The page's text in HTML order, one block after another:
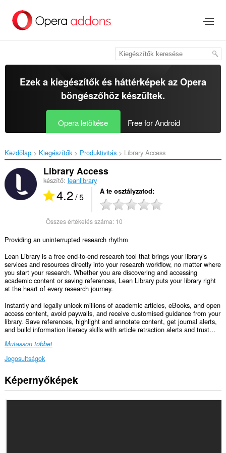
Ezek a kiegészítők és háttérképek azOpera
böngészőhözkészültek.
Opera letöltése Free for Android
Kezdőlap Kiegészítők Produktivitás Library Access‎
Library Access
készítő: leanlibrary
4.2/ 5 A te osztályzatod
Összes értékelés száma: 10
Providing an uninterrupted research rhythm
Lean Library is a free end-to-end research tool that brings your library’s
services and resources directly into your research workflow, no matter where
you start your research. Whether you are discovering and accessing
academic content or saving references, Lean Library puts your library right
at the heart of every research journey.
Instantly and legally unlock millions of academic articles, eBooks, and open
access content, avoid paywalls, and receive customised guidance from your
library. Save references, highlight and annotate content, get journal alerts,
and build information literacy skills with article retraction alerts and trust...
Mutasson többet
Jogosultságok
Ez
a
Képernyőképek